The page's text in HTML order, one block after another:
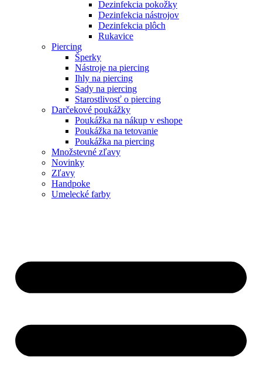
Dezinfekcia pokožky
Dezinfekcia nástrojov
Dezinfekcia plôch
Rukavice
Piercing
Šperky
Nástroje na piercing
Ihly na piercing
Sady na piercing
Starostlivosť o piercing
Darčekové poukážky
Poukážka na nákup v eshope
Poukážka na tetovanie
Poukážka na piercing
Množstevné zľavy
Novinky
Zľavy
Handpoke
Umelecké farby